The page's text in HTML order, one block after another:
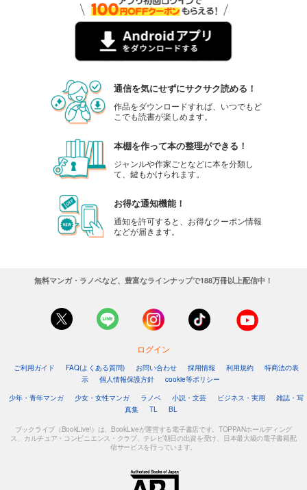
通信を気にせずにサクサク読める！
作品をダウンロードすれば、いつでもど
こでも読書が楽しめます。
本棚を作って本の整理ができる！
ジャンルや作家ごとなどに本を分類し
て、鍵もかけられます。
お得な通知機能！
通知を許可すると、お得なクーポン情報
などが届きます。
無料マンガ・ラノベなど、豊富なラインナップで188万冊以上配信中！
ログイン
ご利用ガイド FAQ(よくある質問) お問い合わせ 採用情報 利用規約
特商法の表
示
個人情報保護方針
cookie等ポリシー
少年・青年マンガ
少女・女性マンガ ラノベ 小説・文芸 ビジネス・実用
雑誌・写
真集
TL BL
ブックライブ（BookLive!）は、BookLiveが運営する電子書店です。TOPPANホールディング
ス、カルチュア・コンビニエンス・クラブ、テレビ朝日の出資を受け、日本最大級の電子書籍配
信サービスを行っています。